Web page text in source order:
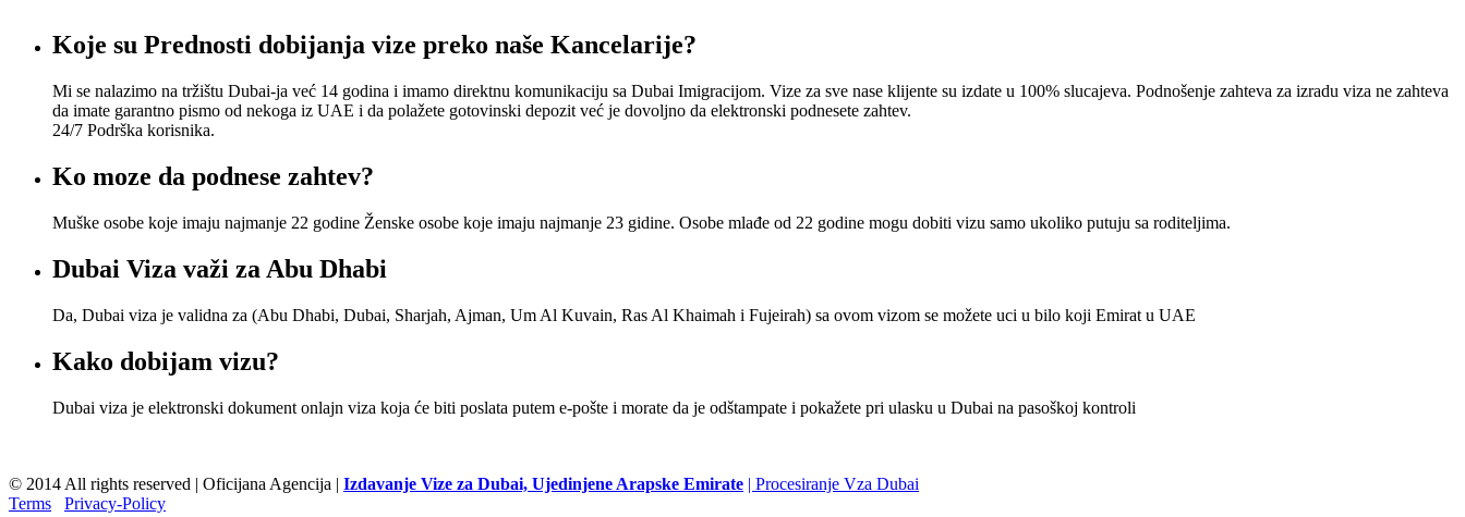
Koje su Prednosti dobijanja vize preko naše Kancelarije?
Mi se nalazimo na tržištu Dubai-ja već 14 godina i imamo direktnu komunikaciju sa Dubai Imigracijom. Vize za sve nase klijente su izdate u 100% slucajeva. Podnošenje zahteva za izradu viza ne zahteva
da imate garantno pismo od nekoga iz UAE i da polažete gotovinski depozit već je dovoljno da elektronski podnesete zahtev.
24/7 Podrška korisnika.
Ko moze da podnese zahtev?
Muške osobe koje imaju najmanje 22 godine Ženske osobe koje imaju najmanje 23 gidine. Osobe mlađe od 22 godine mogu dobiti vizu samo ukoliko putuju sa roditeljima.
Dubai Viza važi za Abu Dhabi
Da, Dubai viza je validna za (Abu Dhabi, Dubai, Sharjah, Ajman, Um Al Kuvain, Ras Al Khaimah i Fujeirah) sa ovom vizom se možete uci u bilo koji Emirat u UAE
Kako dobijam vizu?
Dubai viza je elektronski dokument onlajn viza koja će biti poslata putem e-pošte i morate da je odštampate i pokažete pri ulasku u Dubai na pasoškoj kontroli
© 2014 All rights reserved | Oficijana Agencija | Izdavanje Vize za Dubai, Ujedinjene Arapske Emirate | Procesiranje Vza Dubai
Terms
Privacy-Policy